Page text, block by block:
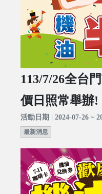
113/7/26全台
價日照常舉辦!
活動日期 | 2024-07-26 ~
最新消息